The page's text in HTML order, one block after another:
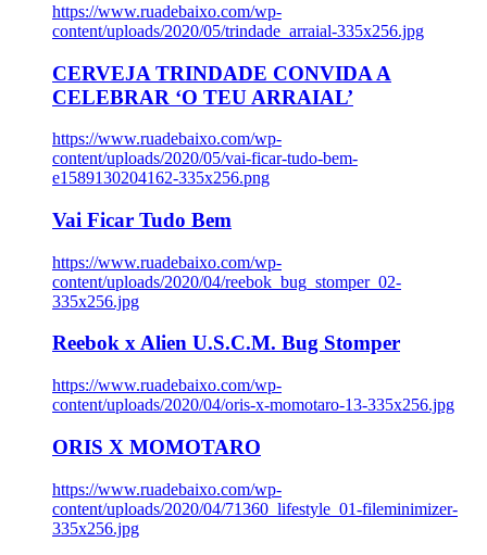
https://www.ruadebaixo.com/wp-
content/uploads/2020/05/trindade_arraial-335x256.jpg
CERVEJA TRINDADE CONVIDA A
CELEBRAR ‘O TEU ARRAIAL’
https://www.ruadebaixo.com/wp-
content/uploads/2020/05/vai-ficar-tudo-bem-
e1589130204162-335x256.png
Vai Ficar Tudo Bem
https://www.ruadebaixo.com/wp-
content/uploads/2020/04/reebok_bug_stomper_02-
335x256.jpg
Reebok x Alien U.S.C.M. Bug Stomper
https://www.ruadebaixo.com/wp-
content/uploads/2020/04/oris-x-momotaro-13-335x256.jpg
ORIS X MOMOTARO
https://www.ruadebaixo.com/wp-
content/uploads/2020/04/71360_lifestyle_01-fileminimizer-
335x256.jpg